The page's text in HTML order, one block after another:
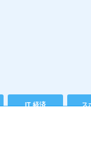
IT 経済 ス